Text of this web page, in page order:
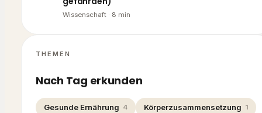
Wissenschaft · 8 min
THEMEN
Nach Tag erkunden
Gesunde Ernährung 4 Körperzusammensetzung 1